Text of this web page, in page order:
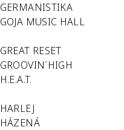
GERMANISTIKA
GOJA MUSIC HALL
GREAT RESET
GROOVIN´HIGH
H.E.A.T.
HARLEJ
HÁZENÁ